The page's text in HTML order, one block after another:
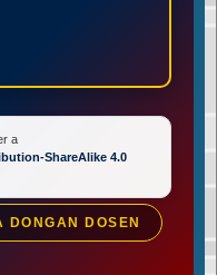
a
ShareAlike 4.0
DOSEN